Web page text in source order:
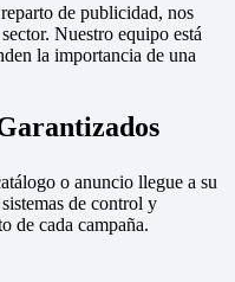
de publicidad, nos
Nuestro equipo está
la importancia de una
o anuncio llegue a su
de control y
de cada campaña.